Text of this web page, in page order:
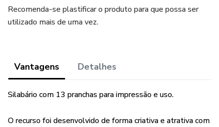
Recomenda-se plastificar o produto para que possa ser
utilizado mais de uma vez.
Vantagens Detalhes
Silabário com 13 pranchas para impressão e uso.
O recurso foi desenvolvido de forma criativa e atrativa com